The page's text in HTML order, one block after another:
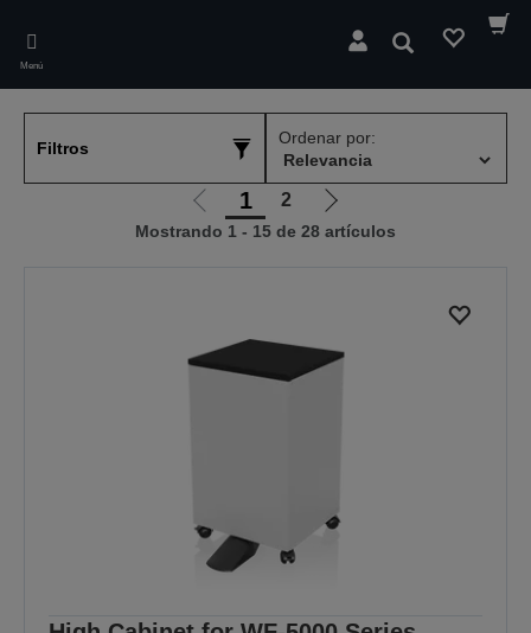
main
content
Menú
Buscar
Filtros
Ordenar por:
Ir
a
1 2
Ir
a
Mostrando 1 - 15 de 28 artículos